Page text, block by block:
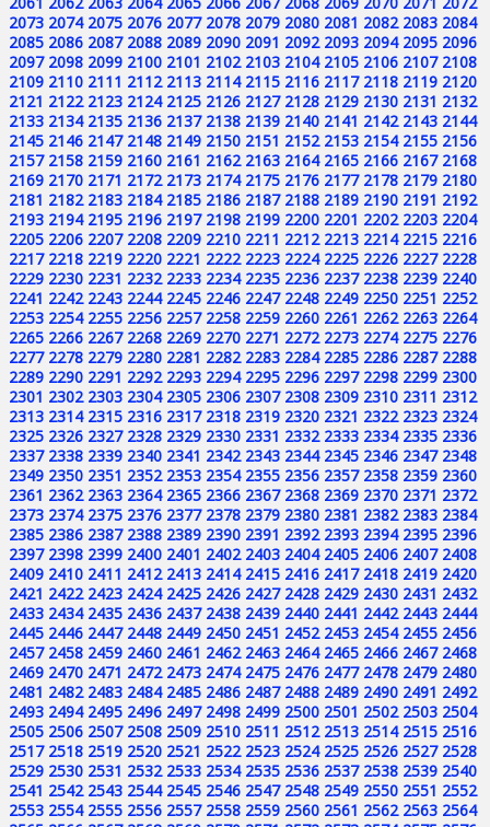
2073 2074 2075 2076 2077 2078 2079 2080 2081 2082 2083 2084
2085 2086 2087 2088 2089 2090 2091 2092 2093 2094 2095 2096
2097 2098 2099 2100 2101 2102 2103 2104 2105 2106 2107 2108
2109 2110 2111 2112 2113 2114 2115 2116 2117 2118 2119 2120
2121 2122 2123 2124 2125 2126 2127 2128 2129 2130 2131 2132
2133 2134 2135 2136 2137 2138 2139 2140 2141 2142 2143 2144
2145 2146 2147 2148 2149 2150 2151 2152 2153 2154 2155 2156
2157 2158 2159 2160 2161 2162 2163 2164 2165 2166 2167 2168
2169 2170 2171 2172 2173 2174 2175 2176 2177 2178 2179 2180
2181 2182 2183 2184 2185 2186 2187 2188 2189 2190 2191 2192
2193 2194 2195 2196 2197 2198 2199 2200 2201 2202 2203 2204
2205 2206 2207 2208 2209 2210 2211 2212 2213 2214 2215 2216
2217 2218 2219 2220 2221 2222 2223 2224 2225 2226 2227 2228
2229 2230 2231 2232 2233 2234 2235 2236 2237 2238 2239 2240
2241 2242 2243 2244 2245 2246 2247 2248 2249 2250 2251 2252
2253 2254 2255 2256 2257 2258 2259 2260 2261 2262 2263 2264
2265 2266 2267 2268 2269 2270 2271 2272 2273 2274 2275 2276
2277 2278 2279 2280 2281 2282 2283 2284 2285 2286 2287 2288
2289 2290 2291 2292 2293 2294 2295 2296 2297 2298 2299 2300
2301 2302 2303 2304 2305 2306 2307 2308 2309 2310 2311 2312
2313 2314 2315 2316 2317 2318 2319 2320 2321 2322 2323 2324
2325 2326 2327 2328 2329 2330 2331 2332 2333 2334 2335 2336
2337 2338 2339 2340 2341 2342 2343 2344 2345 2346 2347 2348
2349 2350 2351 2352 2353 2354 2355 2356 2357 2358 2359 2360
2361 2362 2363 2364 2365 2366 2367 2368 2369 2370 2371 2372
2373 2374 2375 2376 2377 2378 2379 2380 2381 2382 2383 2384
2385 2386 2387 2388 2389 2390 2391 2392 2393 2394 2395 2396
2397 2398 2399 2400 2401 2402 2403 2404 2405 2406 2407 2408
2409 2410 2411 2412 2413 2414 2415 2416 2417 2418 2419 2420
2421 2422 2423 2424 2425 2426 2427 2428 2429 2430 2431 2432
2433 2434 2435 2436 2437 2438 2439 2440 2441 2442 2443 2444
2445 2446 2447 2448 2449 2450 2451 2452 2453 2454 2455 2456
2457 2458 2459 2460 2461 2462 2463 2464 2465 2466 2467 2468
2469 2470 2471 2472 2473 2474 2475 2476 2477 2478 2479 2480
2481 2482 2483 2484 2485 2486 2487 2488 2489 2490 2491 2492
2493 2494 2495 2496 2497 2498 2499 2500 2501 2502 2503 2504
2505 2506 2507 2508 2509 2510 2511 2512 2513 2514 2515 2516
2517 2518 2519 2520 2521 2522 2523 2524 2525 2526 2527 2528
2529 2530 2531 2532 2533 2534 2535 2536 2537 2538 2539 2540
2541 2542 2543 2544 2545 2546 2547 2548 2549 2550 2551 2552
2553 2554 2555 2556 2557 2558 2559 2560 2561 2562 2563 2564